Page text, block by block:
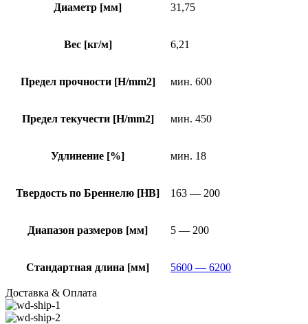
Диаметр [мм] 31,75
Вес [кг/м] 6,21
Предел прочности [H/mm2] мин. 600
Предел текучести [H/mm2] мин. 450
Удлинение [%] мин. 18
Твердость по Бреннелю [HB] 163 — 200
Диапазон размеров [мм] 5 — 200
Стандартная длина [мм] 5600 — 6200
Доставка & Оплата